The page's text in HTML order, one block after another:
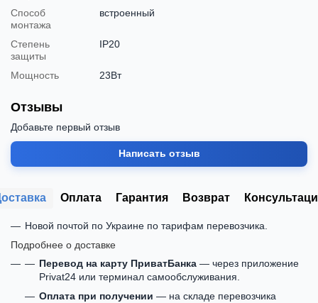
Способ
монтажа
встроенный
Степень
защиты
IP20
Мощность 23Вт
Отзывы
Добавьте первый отзыв
Написать отзыв
Оплата Гарантия Возврат
Новой почтой по Украине по тарифам перевозчика.
Подробнее о доставке
Перевод на карту ПриватБанка — через приложение
Privat24 или терминал самообслуживания.
Оплата при получении — на складе перевозчика